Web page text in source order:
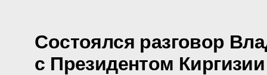
Состоялся разговор
с Президентом